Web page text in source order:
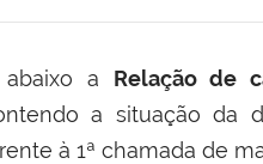
a Relação de
a situação da
à 1ª chamada de